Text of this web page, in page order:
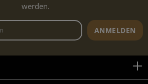
werden.
Newsletter E-Mail-Adresse
ANMELDEN